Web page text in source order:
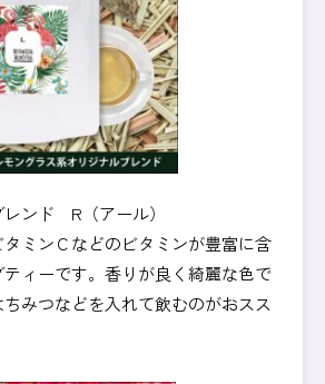
ンド R（アール）
ミンＣなどのビタミンが豊富に含
ィーです。香りが良く綺麗な色で
みつなどを入れて飲むのがおスス